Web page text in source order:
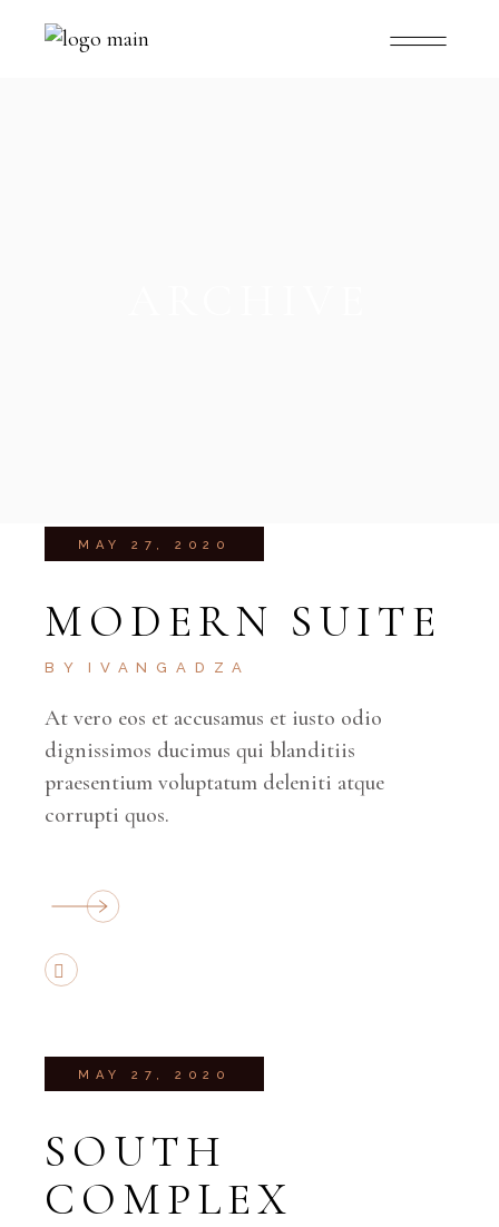
MAY 27, 2020
MODERN SUITE
BY IVANGADZA
At vero eos et accusamus et iusto odio
dignissimos ducimus qui blanditiis
praesentium voluptatum deleniti atque
corrupti quos.
MAY 27, 2020
SOUTH
COMPLEX